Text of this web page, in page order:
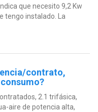
que necesito 9,2 Kw
tengo instalado. La
contrato,
2.1 trifásica,
aire de potencia alta,